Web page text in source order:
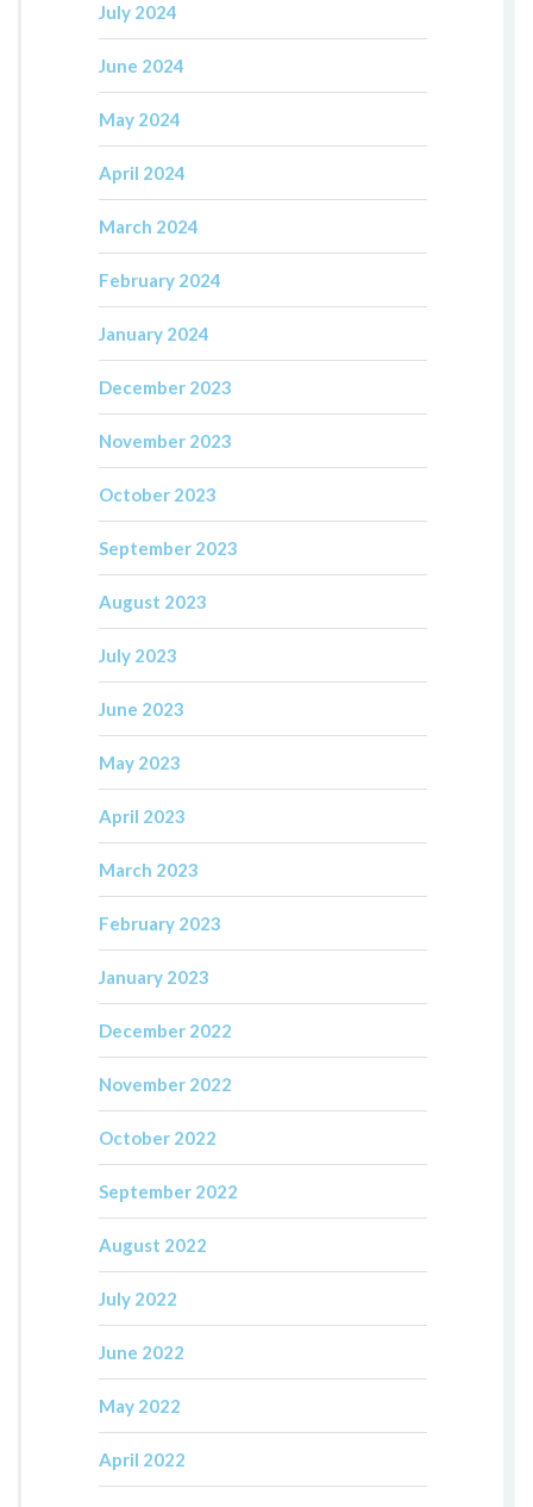
July 2024
June 2024
May 2024
April 2024
March 2024
February 2024
January 2024
December 2023
November 2023
October 2023
September 2023
August 2023
July 2023
June 2023
May 2023
April 2023
March 2023
February 2023
January 2023
December 2022
November 2022
October 2022
September 2022
August 2022
July 2022
June 2022
May 2022
April 2022